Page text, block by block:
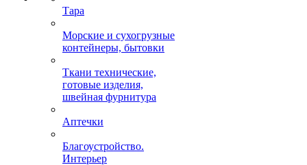
Тара
Морские и сухогрузные
контейнеры, бытовки
Ткани технические,
готовые изделия,
швейная фурнитура
Аптечки
Благоустройство.
Интерьер